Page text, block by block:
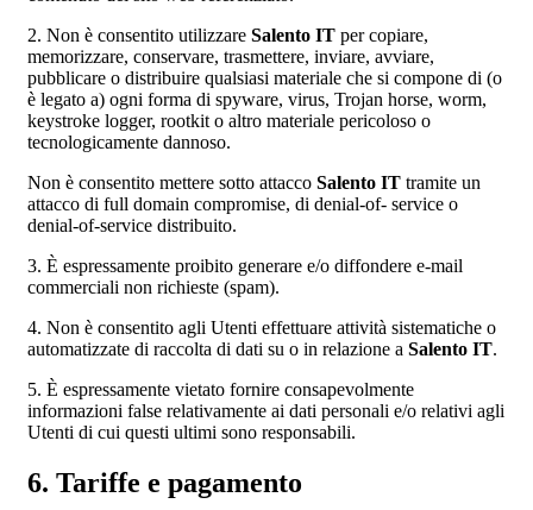
2. Non è consentito utilizzare Salento IT per copiare,
memorizzare, conservare, trasmettere, inviare, avviare,
pubblicare o distribuire qualsiasi materiale che si compone di (o
è legato a) ogni forma di spyware, virus, Trojan horse, worm,
keystroke logger, rootkit o altro materiale pericoloso o
tecnologicamente dannoso.
Non è consentito mettere sotto attacco Salento IT tramite un
attacco di full domain compromise, di denial-of- service o
denial-of-service distribuito.
3. È espressamente proibito generare e/o diffondere e-mail
commerciali non richieste (spam).
4. Non è consentito agli Utenti effettuare attività sistematiche o
automatizzate di raccolta di dati su o in relazione a Salento IT.
5. È espressamente vietato fornire consapevolmente
informazioni false relativamente ai dati personali e/o relativi agli
Utenti di cui questi ultimi sono responsabili.
6. Tariffe e pagamento